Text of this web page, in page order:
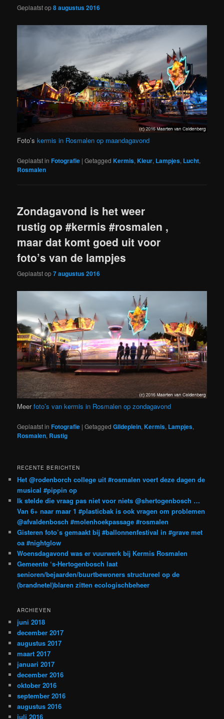
Geplaatst op8 augustus 2016
Foto’skermis in Rosmalen op maandagavond
Geplaatst in Fotografie |Getagged Kermis,Kleur, Lampjes, Lucht,
Rosmalen
Zondagavond is het weer
rustig op #kermis #rosmalen ,
maar dat komt goed uit voor
foto’s van de lampjes
Geplaatst op7 augustus 2016
Meerfoto’s van kermis in Rosmalen op zondagavond
Geplaatst in Fotografie |Getagged Gildeplein,Kermis, Lampjes,
Rosmalen, Rustig
RECENTE BERICHTEN
Het @rodenborch college uit #rosmalen voert deze dagen de
musical #pippin op
Ik stelde die vraag pas niet voor niets @shertogenbosch …
Van 6+ naar maar 1 #plasticbak is ook vragen om problemen
@afvaldenbosch #molenhoekpassage #rosmalen
Gisteren foto’s gemaakt bij #ballonnenfestival in #grave met
oa #nightglow
Woensdagavond was er vuurwerk bij Kermis Rosmalen
Gemeente ‘s-Hertogenbosch laat
senioren/bejaarden/buurtbewoners structureel op de
(brandnetel)blaren zitten ecologischbeheer
ARCHIEVEN
juni 2018
december 2017
augustus 2017
maart 2017
januari 2017
december 2016
oktober 2016
september 2016
augustus 2016
juli 2016